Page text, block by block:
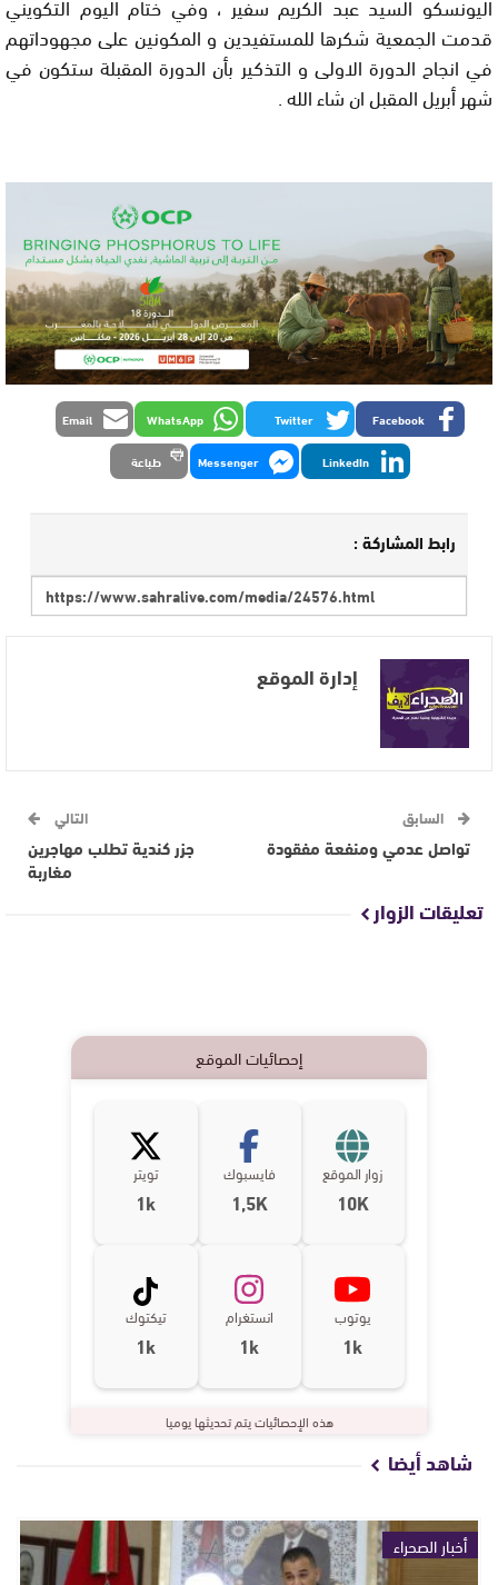
قدمت الجمعية شكرها للمستفيدين و المكونين على مجهوداتهم
في انجاح الدورة الاولى و التذكير بأن الدورة المقبلة ستكون في
شهر أبريل المقبل ان شاء الله .
Facebook
Twitter
WhatsApp
Email
LinkedIn
Messenger طباعة
رابط المشاركة :
إدارة الموقع
السابق
تواصل عدمي ومنفعة مفقودة
التالي
جزر كندية تطلب مهاجرين
مغاربة
تعليقات الزوار
إحصائيات الموقع
زوار الموقع
10K
فايسبوك
1,5K
تويتر
1k
يوتوب
1k
انستغرام
1k
تيكتوك
1k
هذه الإحصائيات يتم تحديثها يوميا
شاهد أيضا
أخبار الصحراء